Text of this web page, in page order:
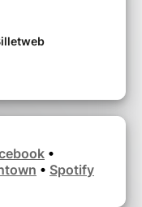
•
• Spotify